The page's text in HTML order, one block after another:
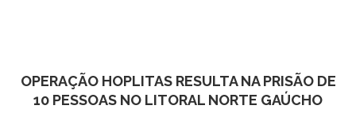
OPERAÇÃO HOPLITAS RESULTA NA PRISÃO DE
10 PESSOAS NO LITORAL NORTE GAÚCHO